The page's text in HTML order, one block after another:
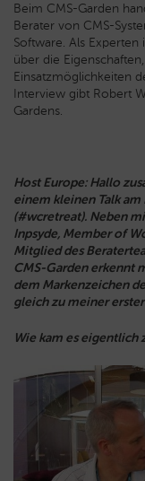
Beim CMS-Garden
Berater von CMS-
Software. Als Experten
über die
Einsatzmöglichkeiten
Interview gibt Robert
Gardens.
Host Europe: Hallo
einem kleinen Talk am
(#wcretreat). Neben
Inpsyde, Member of
Mitglied des
CMS-Garden erkennt
dem Markenzeichen
gleich zu meiner
Wie kam es eigentlich